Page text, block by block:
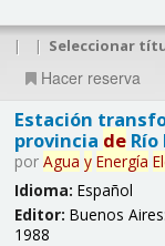
| | Seleccionar
Hacer reserva
Estación
provincia deRío
por Agua y Energía
Idioma: Español
Editor: Buenos Aires:
1988